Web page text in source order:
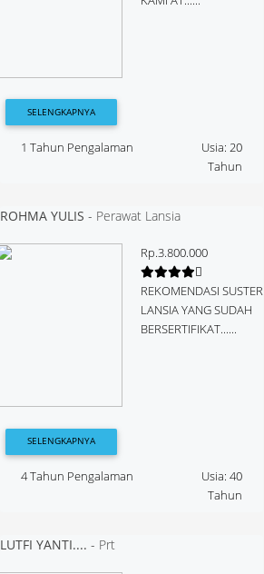
SELENGKAPNYA
1 Tahun Pengalaman
Usia: 20
Tahun
ROHMA YULIS - Perawat Lansia
Rp.3.800.000
REKOMENDASI SUSTER
LANSIA YANG SUDAH
BERSERTIFIKAT......
SELENGKAPNYA
4 Tahun Pengalaman
Usia: 40
Tahun
LUTFI YANTI.... - Prt